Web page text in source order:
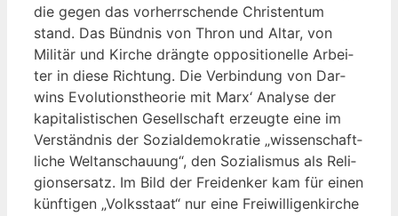
die gegen das vor­herr­schen­de Chris­ten­tum
stand. Das Bünd­nis von Thron und Altar, von
Mili­tär und Kir­che dräng­te oppo­si­tio­nel­le Arbei­
ter in die­se Rich­tung. Die Ver­bin­dung von Dar­
wins Evo­lu­ti­ons­theo­rie mit Marx‘ Ana­ly­se der
kapi­ta­lis­ti­schen Gesell­schaft erzeug­te eine im
Ver­ständ­nis der Sozi­al­de­mo­kra­tie „wis­sen­schaft­
li­che Welt­an­schau­ung“, den Sozia­lis­mus als Reli­
gi­ons­er­satz. Im Bild der Frei­den­ker kam für einen
künf­ti­gen „Volks­staat“ nur eine Frei­wil­li­gen­kir­che